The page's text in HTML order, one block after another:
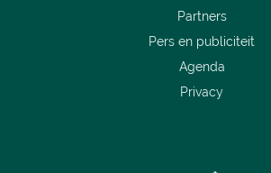
Partners
Pers en publiciteit
Agenda
Privacy